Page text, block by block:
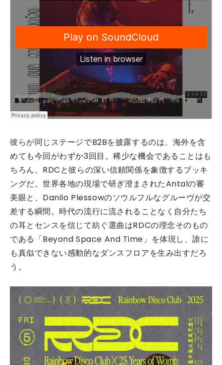
彼らが同じステージでB2Bを披露するのは、海外を含
めても今回がわずか3回目。稀少な機会であることはも
ちろん、RDCと彼らの深い信頼関係を象徴するブッキ
ングだ。世界各地の現場で研ぎ澄まされたAntalの審
美眼と、Danilo Plessowのソウルフルなグルーヴが交
差する瞬間。時代の流行に流されることなく自分たち
の耳とセンスを信じて紡ぐ選曲はRDCの理念そのもの
である「Beyond Space And Time」を体現し、誰に
も真似できない感動的なダンスフロアを生み出すだろ
う。​